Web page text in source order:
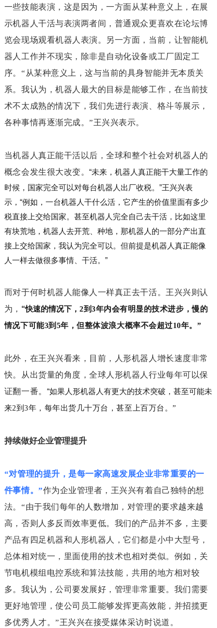
一些技能表演，这是因为，一方面从某种意义上，在展
示机器人干活与表演两者间，普通观众更喜欢在论坛博
览会现场观看机器人表演。另一方面，当前，让智能机
器人工作并不现实，除非是自动化设备或工厂固定工
序。“从某种意义上，这与当前的具身智能并无本质关
系。我认为，机器人最大的目标是能够工作，在当前技
术不太成熟的情况下，我们先进行表演、格斗等展示，
各种事情再逐渐完成。”王兴兴表示。
当机器人真正能干活以后，全球和整个社会对机器人的
概念会发生很大改变。“未来，机器人真正能干大量工作的
时候，国家完全可以对每台机器人出厂收税。”王兴兴表
示，“例如，一台机器人干什么活，它产生的价值里面有多少
税直接上交给国家。甚至机器人完全自己去干活，比如这里
有块荒地，机器人去开荒、种地，那机器人的一部分产出直
接上交给国家，我认为完全可以。但前提是机器人真正能像
人一样去做很多事情、干活。”
而对于何时机器人能像人一样真正去干活。王兴兴则认
为， “快速的情况下，2到3年内会有明显的技术进步，慢的
情况下可能3到 5年，但整体波浪大概率不会超过10年。”
此外，在王兴兴看来，目前，人形机器人增长速度非常
快。从出货量的角度，全球人形机器人行业每年可以保
证翻一番。 “如果人形机器人有更大的技术突破，甚至可能未
来2到3年，每年出货几十万台，甚至上百万台。”
持续做好企业管理提升
“对管理的提升，是每一家高速发展企业非常重要的一
件事情。”作为企业管理者，王兴兴有着自己独特的想
法。“由于我们每年的人数增加，对管理的要求越来越
高，否则人多反而效率更低。我们的产品并不多，主要
产品有四足机器和人形机器人，它们都是小中大型号，
总体相对统一，里面使用的技术也相对类似。例如，关
节电机模组电控系统和算法技能，共用的地方相对较
多。我认为，公司要发展好，管理非常重要。我们需要
更好地管理，使公司员工能够发挥更高效能，并招揽更
多优秀人才。”王兴兴在接受媒体采访时说道。